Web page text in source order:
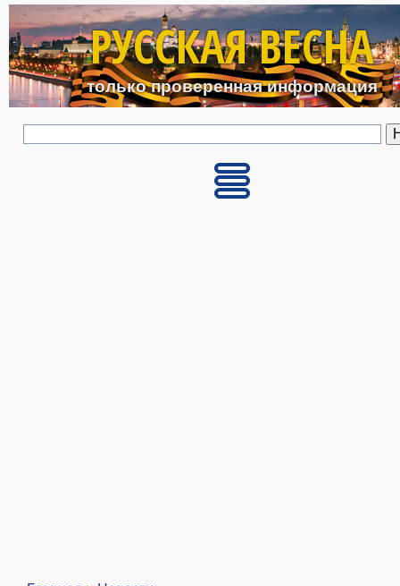
Перейти к основному
РУССКАЯ ВЕСНА
только проверенная информация